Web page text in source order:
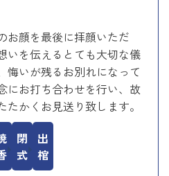
お顔を最後に拝顔いただ
いを伝えるとても大切な儀
悔いが残るお別れになって
にお打ち合わせを行い、故
たかくお見送り致します。
閉式 出棺